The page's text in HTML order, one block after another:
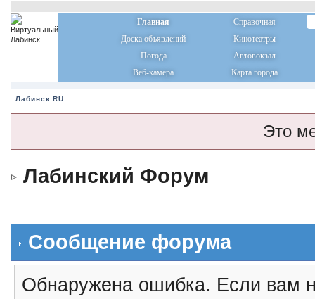
Главная
Справочная
Доска объявлений
Кинотеатры
Погода
Автовокзал
Веб-камера
Карта города
Лабинск.RU
Это
Лабинский Форум
Сообщение форума
Обнаружена ошибка. Если вам